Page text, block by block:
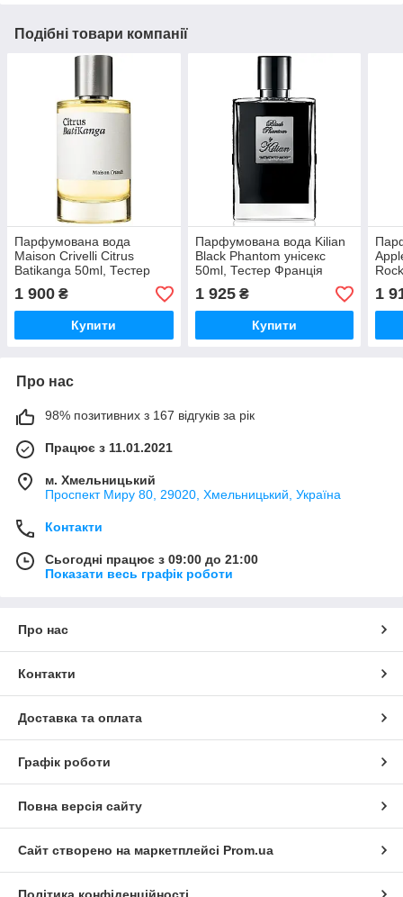
Подібні товари компанії
Парфумована вода
Maison Crivelli Citrus
Batikanga 50ml, Тестер
1 900 ₴
Купити
Парфумована вода Kilian
Black Phantom унісекс
50ml, Тестер Франція
1 925₴
Купити
1
Про нас
98% позитивних з 167 відгуків за рік
Працює з 11.01.2021
м. Хмельницький
Проспект Миру 80, 29020, Хмельницький, Україна
Контакти
Сьогодні працює з 09:00 до 21:00
Показати весь графік роботи
Про нас
Контакти
Доставка та оплата
Графік роботи
Повна версія сайту
Сайт створено на маркетплейсі Prom.ua